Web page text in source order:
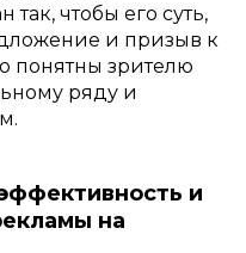
так, чтобы его суть,
и призыв к
понятны зрителю
ряду и
и
на